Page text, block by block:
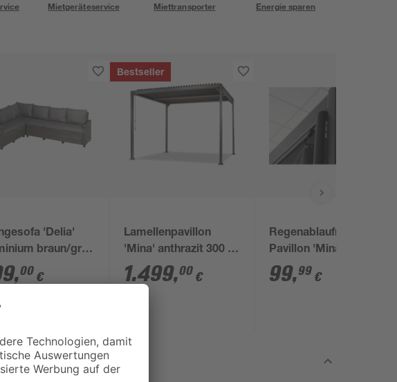
Mietgeräteservice Miettransporter Energie sparen
'Delia'
braun/grau
188 cm
,00 €
Bestseller
Lamellenpavillon
'Mina' anthrazit 300 x
230 x 300 cm
1.499,00 €
Regenablaufrohr für
Pavillon 'Mina'
schwarz 4 Stück
99,99 €